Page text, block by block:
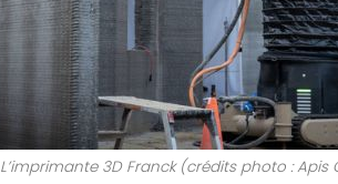
L’imprimante 3D Franck (crédits photo : Apis